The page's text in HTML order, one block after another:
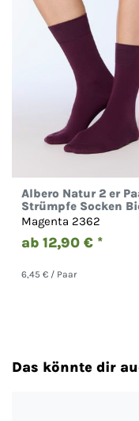
Albero Natur 2 er
Strümpfe Socken
Baumwolle Damen
Herren 2301
Magenta 2362
ab 12,90 € *
6,45 € / Paar
Das könnte dir